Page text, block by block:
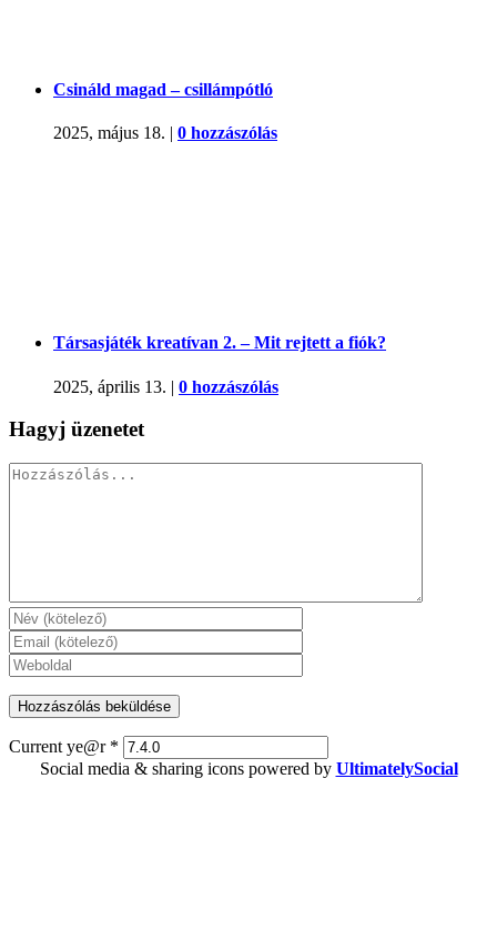
Csináld magad – csillámpótló
2025, május 18. | 0 hozzászólás
Társasjáték kreatívan 2. – Mit rejtett a fiók?
2025, április 13. | 0 hozzászólás
Hagyj üzenetet
Hozzászólás
Current ye@r *
Social media & sharing icons powered by UltimatelySocial